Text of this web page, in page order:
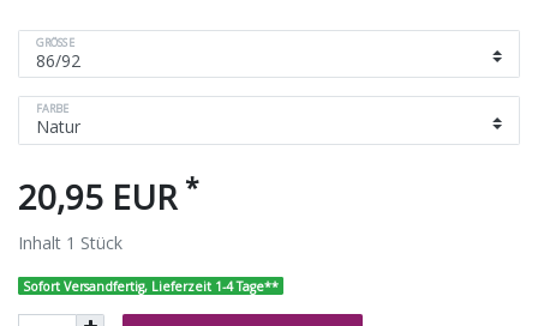
GRÖSSE
FARBE
20,95 EUR *
Inhalt 1 Stück
Sofort Versandfertig, Lieferzeit 1-4 Tage**